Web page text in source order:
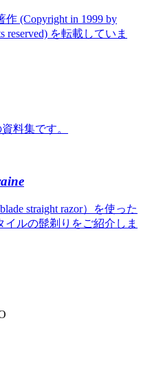
作 (Copyright in 1999 by
reserved) を転載していま
料集です。
straight razor）を使った
イルの髭剃りをご紹介しま